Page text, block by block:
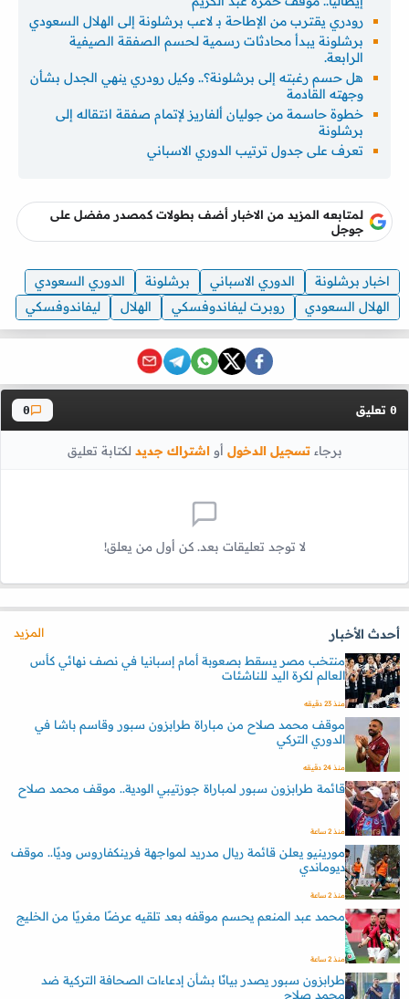
رودري يقترب من الإطاحة بـ لاعب برشلونة إلى الهلال السعودي
برشلونة يبدأ محادثات رسمية لحسم الصفقة الصيفية
الرابعة.
هل حسم رغبته إلى برشلونة؟.. وكيل رودري ينهي الجدل بشأن
وجهته القادمة
خطوة حاسمة من جوليان ألفاريز لإتمام صفقة انتقاله إلى
برشلونة
تعرف على جدول ترتيب الدوري الاسباني
لمتابعه المزيد من الاخبار أضف بطولات كمصدر مفضل على
جوجل
اخبار برشلونة الدوري الاسباني برشلونة
الدوري السعودي
الهلال السعودي
روبرت ليفاندوفسكي الهلال ليفاندوفسكي
0 تعليق 0
برجاءتسجيل الدخول أواشتراك جديد لكتابة تعليق
لا توجد تعليقات بعد. كن أول من يعلق!
أحدث الأخبار
المزيد
منتخب مصر يسقط بصعوبة أمام إسبانيا في نصف نهائي كأس
العالم لكرة اليد للناشئات
منذ 23 دقيقه
موقف محمد صلاح من مباراة طرابزون سبور وقاسم باشا في
الدوري التركي
منذ 24 دقيقه
قائمة طرابزون سبور لمباراة جوزتيبي الودية.. موقف محمد صلاح
منذ 2 ساعة
مورينيو يعلن قائمة ريال مدريد لمواجهة فرينكفاروس وديًا.. موقف
ديوماندي
منذ 2 ساعة
محمد عبد المنعم يحسم موقفه بعد تلقيه عرضًا مغريًا من الخليج
منذ 2 ساعة
طرابزون سبور يصدر بيانًا بشأن إدعاءات الصحافة التركية ضد
محمد صلاح